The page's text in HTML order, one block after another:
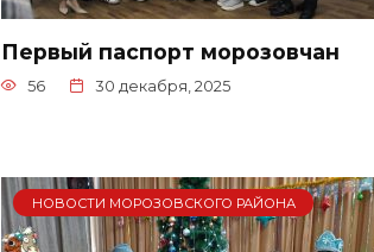
Первый паспорт морозовчан
56 30 декабря, 2025
НОВОСТИ МОРОЗОВСКОГО РАЙОНА